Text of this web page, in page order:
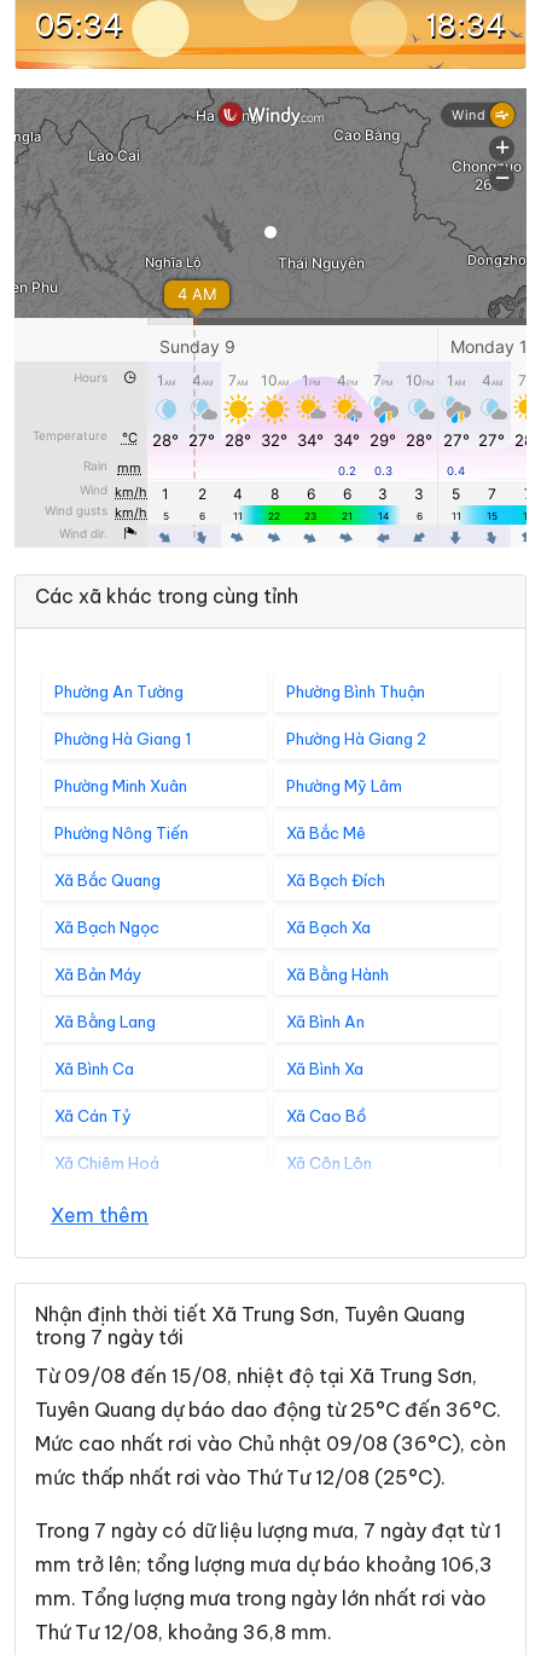
05:34 18:34
Các xã khác trong cùng tỉnh
Phường An Tường Phường Bình Thuận
Phường Hà Giang 1 Phường Hà Giang 2
Phường Minh Xuân Phường Mỹ Lâm
Phường Nông Tiến Xã Bắc Mê
Xã Bắc Quang Xã Bạch Đích
Xã Bạch Ngọc Xã Bạch Xa
Xã Bản Máy Xã Bằng Hành
Xã Bằng Lang Xã Bình An
Xã Bình Ca Xã Bình Xa
Xã Cán Tỷ Xã Cao Bồ
Xã Chiêm Hoá Xã Côn Lôn
Xã Đồng Tâm
Xã Đồng Văn Xã Đồng Yên
Xã Du Già Xã Đường Hồng
Xã Đường Thượng
Xã Hàm Yên Xã Hồ Thầu
Xã Hòa An Xã Hoàng Su Phì
Xã Hồng Sơn Xã Hồng Thái
Xã Hùng An Xã Hùng Đức
Xã Hùng Lợi Xã Khâu Vai
Xã Khuôn Lùng Xã Kiên Đài
Xem thêm
Nhận định thời tiết Xã Trung Sơn, Tuyên Quang
trong 7 ngày tới
Từ 09/08 đến 15/08, nhiệt độ tại Xã Trung Sơn,
Tuyên Quang dự báo dao động từ 25°C đến 36°C.
Mức cao nhất rơi vào Chủ nhật 09/08 (36°C), còn
mức thấp nhất rơi vào Thứ Tư 12/08 (25°C).
Trong 7 ngày có dữ liệu lượng mưa, 7 ngày đạt từ 1
mm trở lên; tổng lượng mưa dự báo khoảng 106,3
mm. Tổng lượng mưa trong ngày lớn nhất rơi vào
Thứ Tư 12/08, khoảng 36,8 mm.